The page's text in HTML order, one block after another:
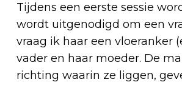
Tijdens een eerste sessie
wordt uitgenodigd om een
vraag ik haar een vloeranker
vader en haar moeder. De
richting waarin ze liggen,